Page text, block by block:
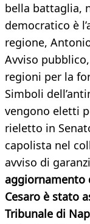
bella battaglia,
democratico è
regione,
Avviso
regioni per la
Simboli
vengono eletti
rieletto in
capolista nel
avviso di
aggiornamento
Cesaro è stato
Tribunale di